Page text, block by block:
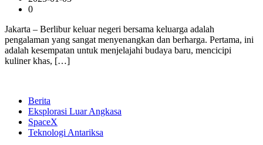
0
Jakarta – Berlibur keluar negeri bersama keluarga adalah
pengalaman yang sangat menyenangkan dan berharga. Pertama, ini
adalah kesempatan untuk menjelajahi budaya baru, mencicipi
kuliner khas, […]
Berita
Eksplorasi Luar Angkasa
SpaceX
Teknologi Antariksa